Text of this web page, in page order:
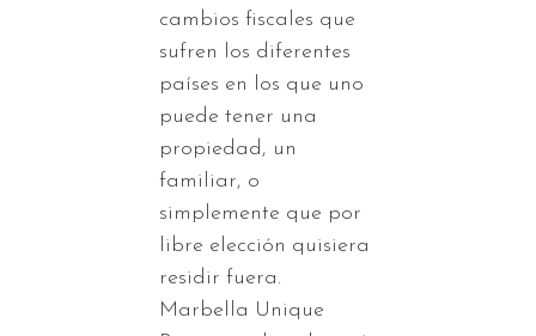
cambios fiscales que
sufren los diferentes
países en los que uno
puede tener una
propiedad, un
familiar, o
simplemente que por
libre elección quisiera
residir fuera.
Marbella Unique